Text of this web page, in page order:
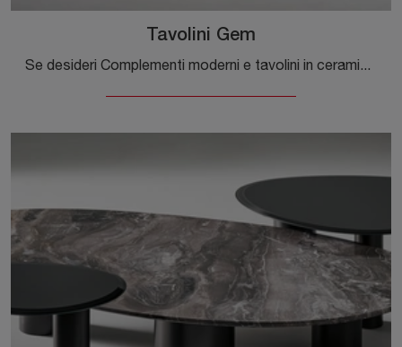
Tavolini Gem
Se desideri Complementi moderni e tavolini in ceramica ottieni informazioni sul modello Tavolini Gem della firma Bonaldo.